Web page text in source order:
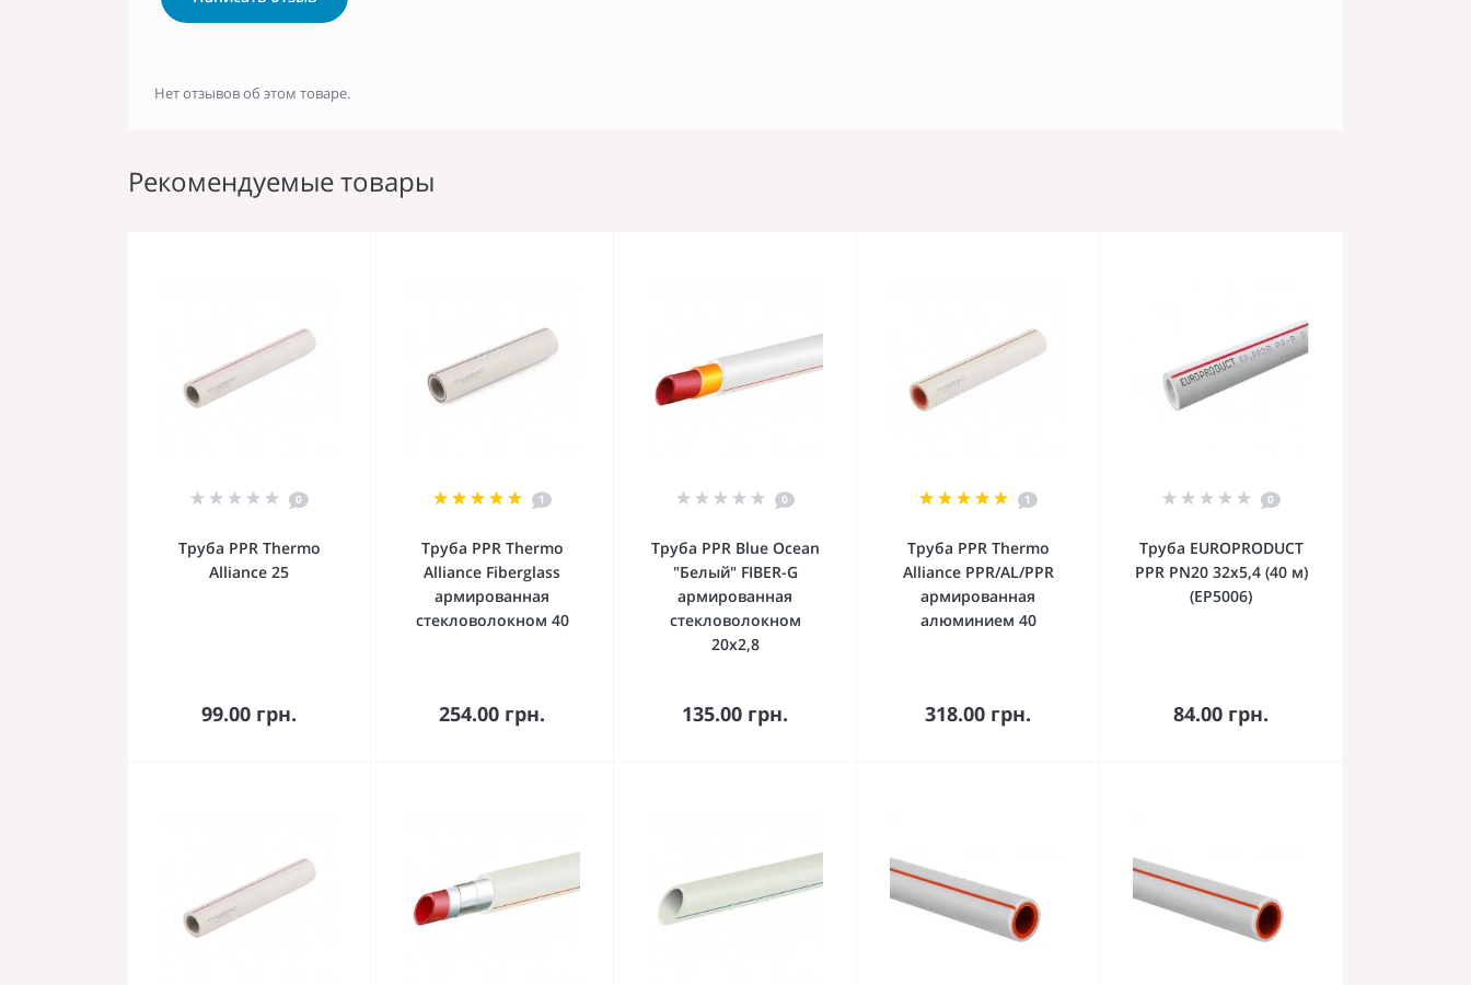
Нет отзывов об этом товаре.
Рекомендуемые товары
0
Труба PPR Thermo
Alliance 25
99.00 грн.
В корзину
1
Труба PPR Thermo
Alliance Fiberglass
армированная
стекловолокном 40
254.00 грн.
В корзину
0
Труба PPR Blue Ocean
"Белый" FIBER-G
армированная
стекловолокном
20х2,8
135.00 грн.
В корзину
1
Труба PPR Thermo
Alliance PPR/AL/PPR
армированная
алюминием 40
318.00 грн.
В корзину
0
Труба EUROPRODUCT
PPR PN20 32x5,4 (40 м)
(EP5006)
84.00 грн.
В корзину